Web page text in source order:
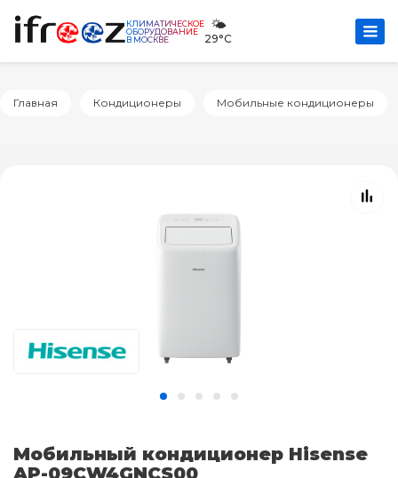
КЛИМАТИЧЕСКОЕ
ОБОРУДОВАНИЕ
В МОСКВЕ
🌤️
29°C
Главная Кондиционеры Мобильные кондиционеры
Мобильный кондиционер Hisense
AP-09CW4GNCS00